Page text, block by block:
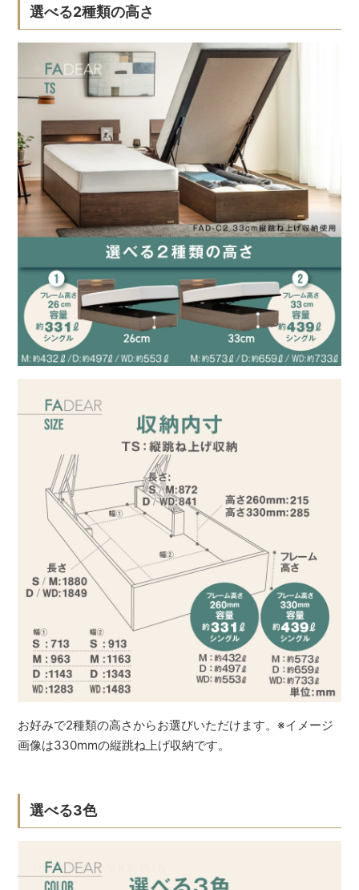
選べる2種類の高さ
お好みで2種類の高さからお選びいただけます。※イメージ
画像は330mmの縦跳ね上げ収納です。
選べる3色